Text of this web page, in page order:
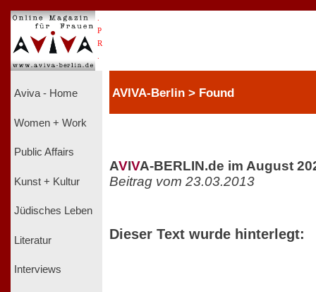
P
R
Aviva - Home
Women + Work
Public Affairs
Kunst + Kultur
Jüdisches Leben
Literatur
Interviews
AVIVA-Berlin > Found
AVIVA-BERLIN.de im August
Beitrag vom 23.03.2013
Dieser Text wurde hinterlegt: